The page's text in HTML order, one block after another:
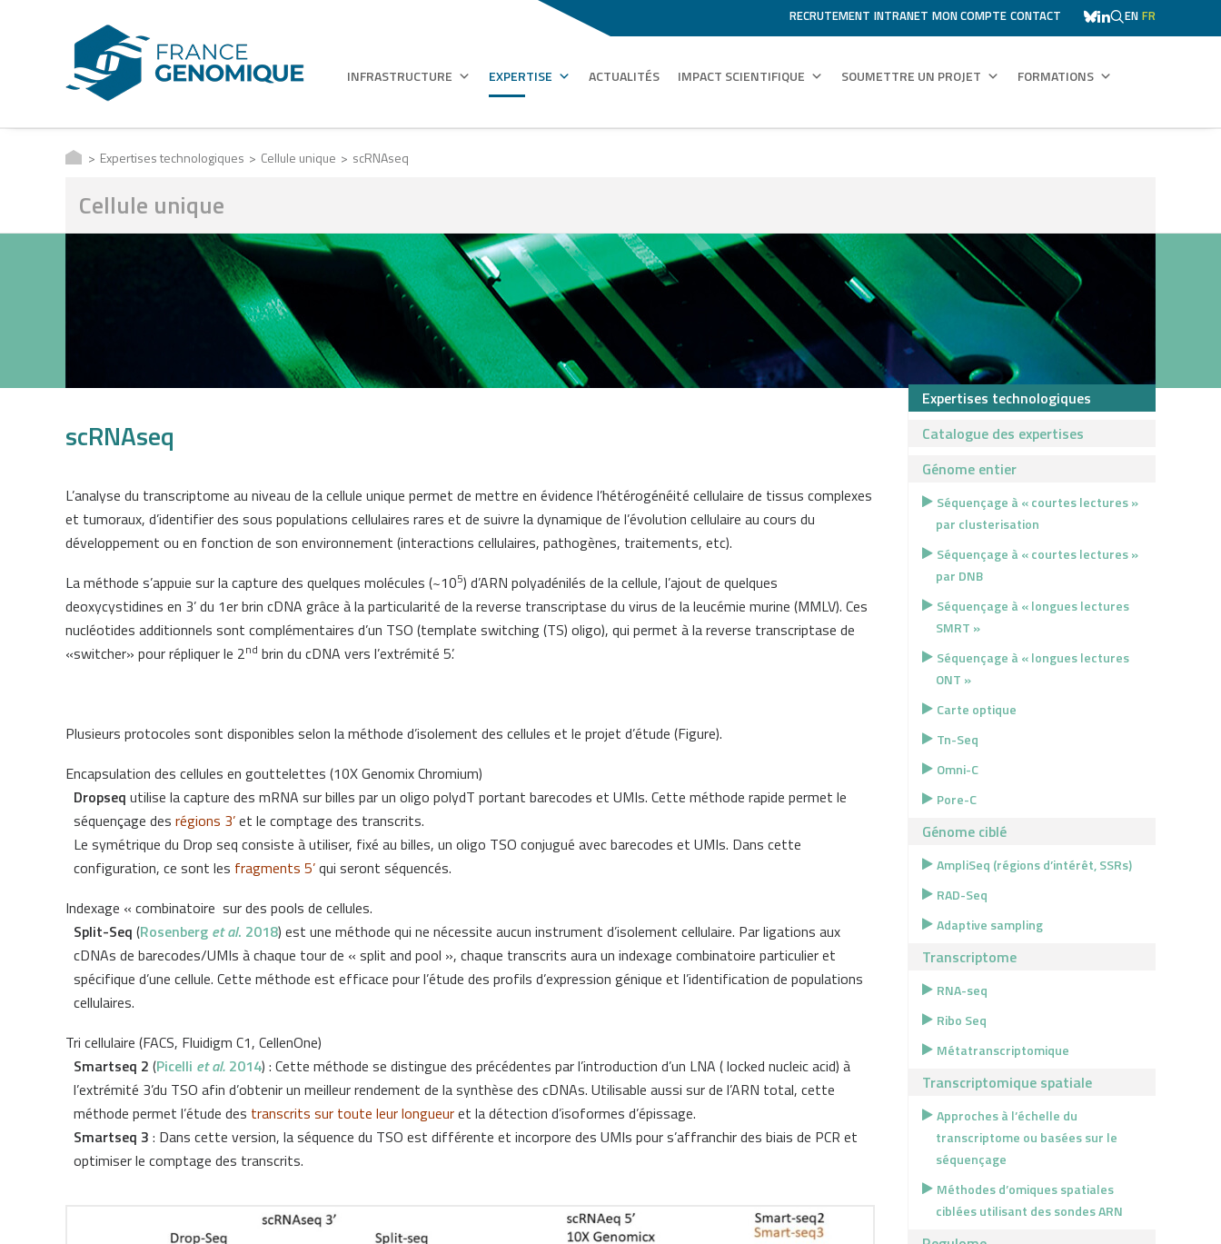
RECRUTEMENT INTRANET MON COMPTE CONTACT EN FR
INFRASTRUCTURE EXPERTISE ACTUALITÉS IMPACT SCIENTIFIQUE SOUMETTRE UN PROJET FORMATIONS
Expertises technologiques Cellule unique scRNAseq
Cellule unique
scRNAseq
L’analyse du transcriptome au niveau de la cellule unique permet de mettre en évidence l’hétérogénéité cellulaire de tissus complexes
et tumoraux, d’identifier des sous populations cellulaires rares et de suivre la dynamique de l’évolution cellulaire au cours du
développement ou en fonction de son environnement (interactions cellulaires, pathogènes, traitements, etc).
La méthode s’appuie sur la capture des quelques molécules (~105) d’ARN polyadénilés de la cellule, l’ajout de quelques
deoxycystidines en 3’ du 1er brin cDNA grâce à la particularité de la reverse transcriptase du virus de la leucémie murine (MMLV). Ces
nucléotides additionnels sont complémentaires d’un TSO (template switching (TS) oligo), qui permet à la reverse transcriptase de
«switcher» pour répliquer le 2nd brin du cDNA vers l’extrémité 5’.
Plusieurs protocoles sont disponibles selon la méthode d’isolement des cellules et le projet d’étude (Figure).
Encapsulation des cellules en gouttelettes (10X Genomix Chromium)
Dropseq utilise la capture des mRNA sur billes par un oligo polydT portant barecodes et UMIs. Cette méthode rapide permet le
séquençage des régions 3’et le comptage des transcrits.
Le symétrique du Drop seq consiste à utiliser, fixé au billes, un oligo TSO conjugué avec barecodes et UMIs. Dans cette
configuration, ce sont les fragments 5’qui seront séquencés.
Indexage « combinatoire sur des pools de cellules.
Split-Seq (Rosenberg et al. 2018) est une méthode qui ne nécessite aucun instrument d’isolement cellulaire. Par ligations aux
cDNAs de barecodes/UMIs à chaque tour de « split and pool », chaque transcrits aura un indexage combinatoire particulier et
spécifique d’une cellule. Cette méthode est efficace pour l’étude des profils d’expression génique et l’identification de populations
cellulaires.
Tri cellulaire (FACS, Fluidigm C1, CellenOne)
Smartseq 2 (Picelli et al. 2014) : Cette méthode se distingue des précédentes par l’introduction d’un LNA ( locked nucleic acid) à
l’extrémité 3’du TSO afin d’obtenir un meilleur rendement de la synthèse des cDNAs. Utilisable aussi sur de l’ARN total, cette
méthode permet l’étude des transcrits sur toute leur longueuret la détection d’isoformes d’épissage.
Smartseq 3 : Dans cette version, la séquence du TSO est différente et incorpore des UMIs pour s’affranchir des biais de PCR et
optimiser le comptage des transcrits.
Expertises technologiques
Catalogue des expertises
Génome entier
Séquençage à « courtes lectures »
par clusterisation
Séquençage à « courtes lectures »
par DNB
Séquençage à « longues lectures
SMRT »
Séquençage à « longues lectures
ONT »
Carte optique
Tn-Seq
Omni-C
Pore-C
Génome ciblé
AmpliSeq (régions d’intérêt, SSRs)
RAD-Seq
Adaptive sampling
Transcriptome
RNA-seq
Ribo Seq
Métatranscriptomique
Transcriptomique spatiale
Approches à l’échelle du
transcriptome ou basées sur le
séquençage
Méthodes d’omiques spatiales
ciblées utilisant des sondes ARN